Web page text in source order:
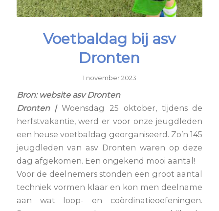
Voetbaldag bij asv
Dronten
1 november 2023
Bron: website asv Dronten
Dronten | Woensdag 25 oktober, tijdens de
herfstvakantie, werd er voor onze jeugdleden
een heuse voetbaldag georganiseerd. Zo’n 145
jeugdleden van asv Dronten waren op deze
dag afgekomen. Een ongekend mooi aantal!
Voor de deelnemers stonden een groot aantal
techniek vormen klaar en kon men deelname
aan wat loop- en coördinatieoefeningen.